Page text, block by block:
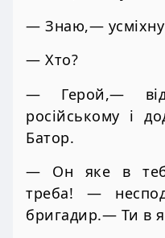
— Знаю,—
— Хто?
— Герой,—
російському і
Батор.
— Он яке в
треба! —
бригадир.— Ти в